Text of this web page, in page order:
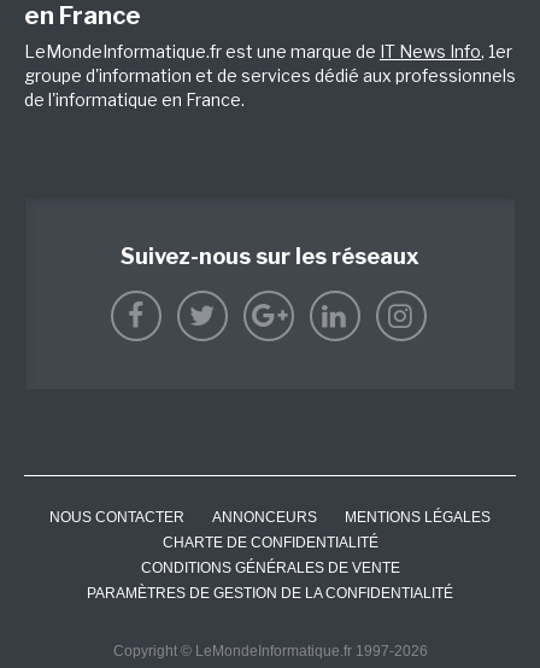
en France
LeMondeInformatique.fr est une marque de IT News Info, 1er
groupe d'information et de services dédié aux professionnels
de l'informatique en France.
Suivez-nous sur les réseaux
NOUS CONTACTER ANNONCEURS
MENTIONS LÉGALES
CHARTE DE CONFIDENTIALITÉ
CONDITIONS GÉNÉRALES DE VENTE
PARAMÈTRES DE GESTION DE LA CONFIDENTIALITÉ
Copyright © LeMondeInformatique.fr 1997-2026